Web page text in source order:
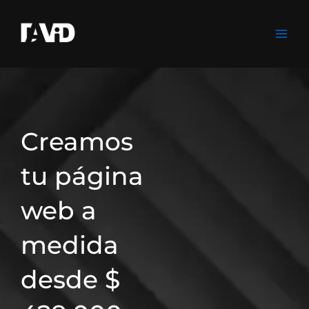
contenido
Creamos
tu página
web a
medida
desde $